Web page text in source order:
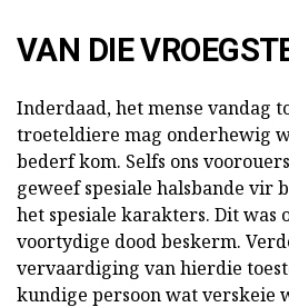
VAN DIE
Inderdaad, het mense vandag
troeteldiere mag onderhewig
bederf kom. Selfs ons
geweef spesiale halsbande vir
het spesiale karakters. Dit was
voortydige dood beskerm.
vervaardiging van hierdie
kundige persoon wat verskeie